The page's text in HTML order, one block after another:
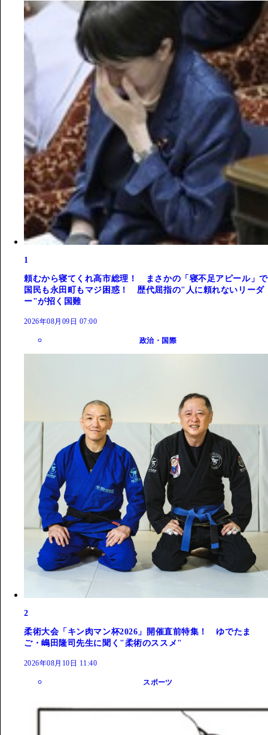
1
頼むから寝てくれ高市総理！ まさかの「寝不足アピール」で
国民も永田町もマジ困惑！ 歴代屈指の"人に頼れないリーダ
ー"が招く国難
2026年08月09日 07:00
政治・国際
2
柔術大会「キン肉マン杯2026」開催直前特集！ ゆでたま
ご・嶋田隆司先生に聞く"柔術のススメ"
2026年08月10日 11:40
スポーツ